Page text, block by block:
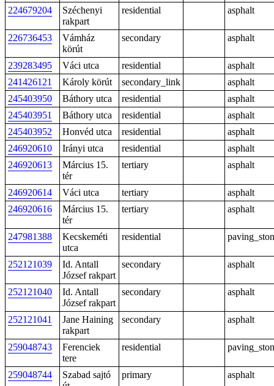
224679204
Széchenyi
rakpart
residential asphalt
226736453
Vámház
körút
secondary asphalt
239283495 Váci utca residential
asphalt
241426121
Károly körút secondary_link
asphalt
245403950
Báthory utca residential
asphalt
245403951
Báthory utca residential
asphalt
245403952
Honvéd utca residential
asphalt
246920610
Irányi utca residential
asphalt
246920613
Március 15.
tér
tertiary asphalt
246920614 Váci utca tertiary
asphalt
246920616
Március 15.
tér
tertiary asphalt
247981388
Kecskeméti
utca
residential
252121039
Id. Antall
József rakpart
secondary asphalt
252121040
Id. Antall
József rakpart
secondary asphalt
252121041
Jane Haining
rakpart
secondary asphalt
259048743
Ferenciek
tere
residential
259048744
Szabad sajtó
primary asphalt